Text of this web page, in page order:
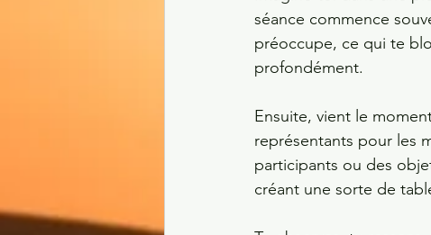
séance commence
préoccupe, ce qui te
profondément.
Ensuite, vient le
représentants pour les
participants ou des
créant une sorte de